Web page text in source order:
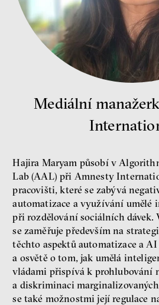
Petr
peníze
Jakub
Lucie
Mediální
Hajira Maryam působí v
Lab (AAL) při Amnesty
pracovišti, které se zabývá
automatizace a využívání umělé
při rozdělování sociálních dávek.
se zaměřuje především na
těchto aspektů automatizace a
a osvětě o tom, jak umělá
vládami přispívá k prohlubování
a diskriminaci
se také možnostmi její regulace